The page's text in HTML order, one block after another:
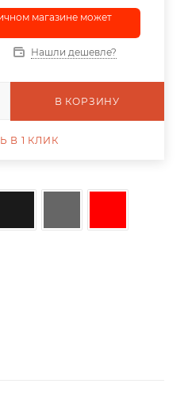
магазине может
Нашли дешевле?
В КОРЗИНУ
В 1 КЛИК